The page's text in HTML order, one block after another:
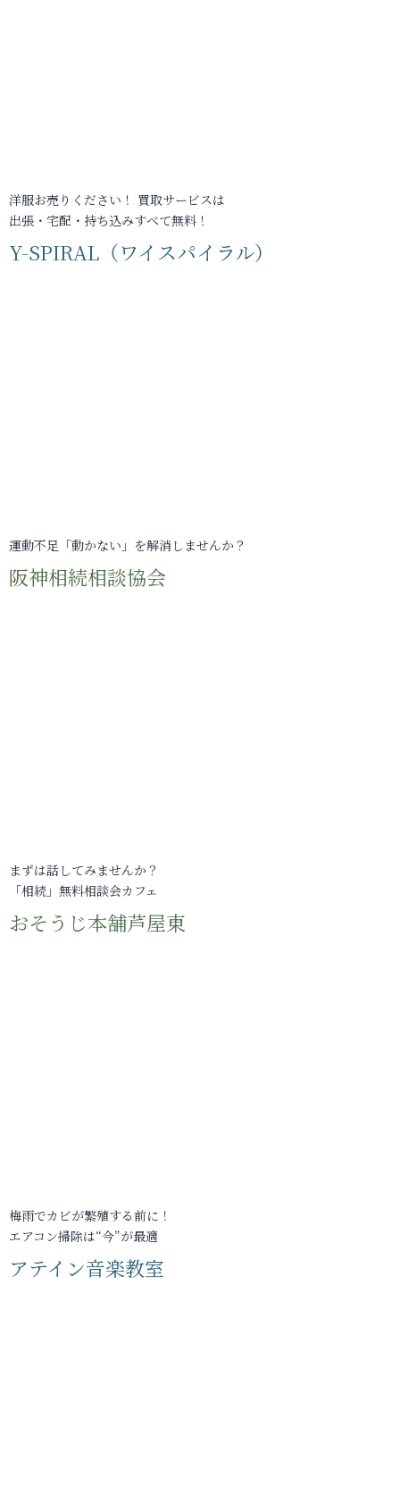
洋服お売りください！ 買取サービスは
出張・宅配・持ち込みすべて無料！
Y-SPIRAL（ワイスパイラル）
運動不足「動かない」を解消しませんか？
阪神相続相談協会
まずは話してみませんか？
「相続」無料相談会カフェ
おそうじ本舗芦屋東
梅雨でカビが繁殖する前に！
エアコン掃除は“今”が最適
アテイン音楽教室